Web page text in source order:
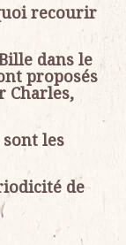
recourir
dans le
proposés
Charles,
sont les
de